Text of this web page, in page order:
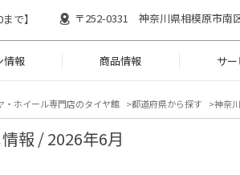
で】 〒252-0331 神奈川県相模原市南
情報 商品情報 サ
・ホイール専門店のタイヤ館 都道府県から探す 神奈
報 / 2026年6月